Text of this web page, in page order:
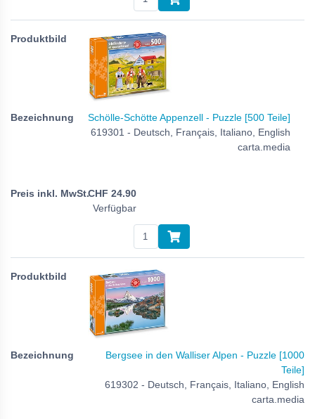
Schölle-Schötte Appenzell - Puzzle [500 Teile]
619301 - Deutsch, Français, Italiano, English
carta.media
CHF 24.90
Verfügbar
Bergsee in den Walliser Alpen - Puzzle [1000
Teile]
619302 - Deutsch, Français, Italiano, English
carta.media